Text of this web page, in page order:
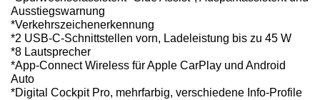
Ausstiegswarnung
*Verkehrszeichenerkennung
*2 USB-C-Schnittstellen vorn, Ladeleistung bis zu 45 W
*8 Lautsprecher
*App-Connect Wireless für Apple CarPlay und Android
Auto
*Digital Cockpit Pro, mehrfarbig, verschiedene Info-Profile